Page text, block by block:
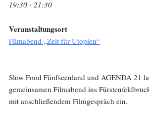
19:30 - 21:30
Veranstaltungsort
Filmabend „Zeit für Utopien“
Slow Food Fünfseenland und AGENDA 21
gemeinsamen Filmabend ins
mit anschließendem Filmgespräch ein.